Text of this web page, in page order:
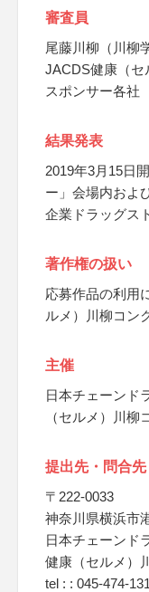
審査員
尾藤川柳（川柳
JACDS健康（セ
スポンサー各社
結果発表
2019年3月15日
ー」会場内およ
企業ドラッグス
著作権の扱い
応募作品の利用
ルメ）川柳コン
主催
日本チェーンド
（セルメ）川柳
提出先・問合先
〒222-0033
神奈川県横浜市
日本チェーンド
健康（セルメ）
tel : : 045-474-